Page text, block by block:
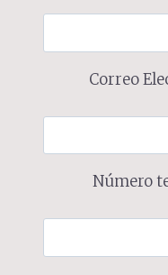
Correo
Número